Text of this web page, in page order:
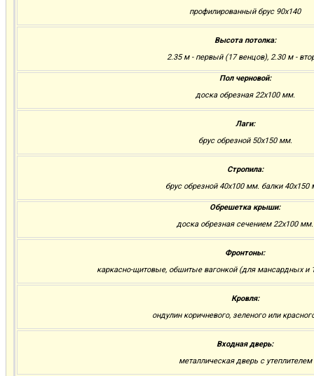
профилированный брус 90х140
Высота потолка:
2.35 м - первый (17 венцов), 2.30 м -
Пол черновой:
доска обрезная 22х100 мм.
Лаги:
брус обрезной 50х150 мм.
Стропила:
брус обрезной 40х100 мм. балки 40х150
Обрешетка крыши:
доска обрезная сечением 22х100 мм.
Фронтоны:
каркасно-щитовые, обшитые вагонкой (для мансардных и
Кровля:
ондулин коричневого, зеленого или
Входная дверь:
металлическая дверь с утеплителем